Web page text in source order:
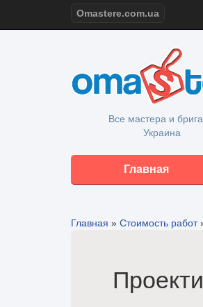
Omastere.com.ua
Все мастера и
Украина
Главная
Главная » Стоимость работ